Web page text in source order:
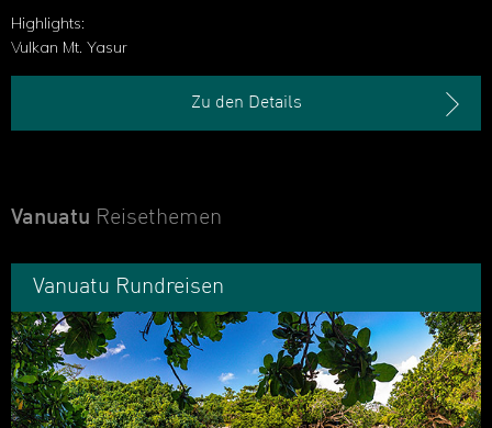
Highlights:
Vulkan Mt. Yasur
Zu den Details
Vanuatu Reisethemen
Vanuatu Rundreisen